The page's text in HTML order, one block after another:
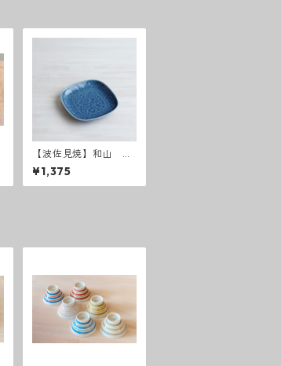
【波佐見焼】和山 レ
リーフ・フラワーパレ
ード取皿 うす瑠璃
¥1,375